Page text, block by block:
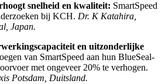
snelheid en kwaliteit: SmartSpeed
bij KCH. Dr. K Katahira,
Japan.
en uitzonderlijke
van SmartSpeed aan hun BlueSeal-
met ongeveer 20% te verhogen.
Potsdam, Duitsland.